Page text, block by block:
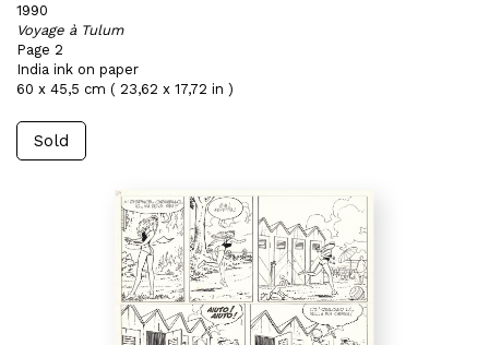
1990
Voyage à Tulum
Page 2
India ink on paper
60 x 45,5 cm ( 23,62 x 17,72 in )
Sold